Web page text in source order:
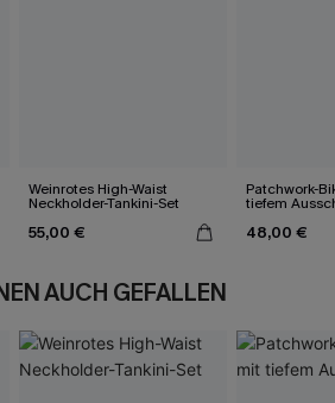
Weinrotes High-Waist
Neckholder-Tankini-Set
55,00 €
Patchwork-
tiefem
48,00 €
AUCH GEFALLEN